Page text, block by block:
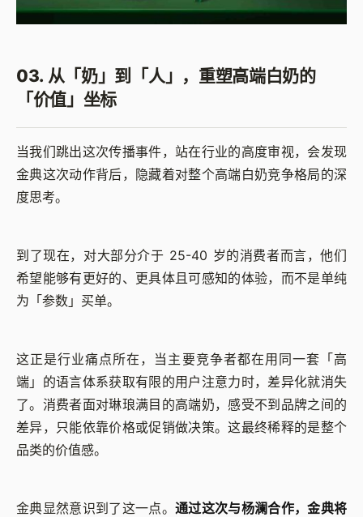
03. 从「奶」到「人」，重塑高端白奶的
「价值」坐标
当我们跳出这次传播事件，站在行业的高度审视，会发现
金典这次动作背后，隐藏着对整个高端白奶竞争格局的深
度思考。
到了现在，对大部分介于 25-40 岁的消费者而言，他们
希望能够有更好的、更具体且可感知的体验，而不是单纯
为「参数」买单。
这正是行业痛点所在，当主要竞争者都在用同一套「高
端」的语言体系获取有限的用户注意力时，差异化就消失
了。消费者面对琳琅满目的高端奶，感受不到品牌之间的
差异，只能依靠价格或促销做决策。这最终稀释的是整个
品类的价值感。
金典显然意识到了这一点。 通过这次与杨澜合作，金典将